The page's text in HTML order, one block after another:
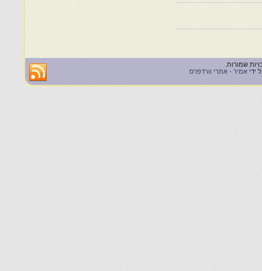
ידי אמיר - אתרי וורדפרס